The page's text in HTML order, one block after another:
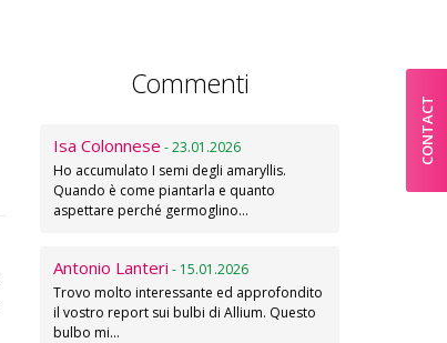
Commenti
Isa Colonnese - 23.01.2026
Ho accumulato I semi degli amaryllis.
Quando è come piantarla e quanto
aspettare perché germoglino…
Antonio Lanteri - 15.01.2026
Trovo molto interessante ed approfondito
il vostro report sui bulbi di Allium. Questo
bulbo mi…
CONTACT